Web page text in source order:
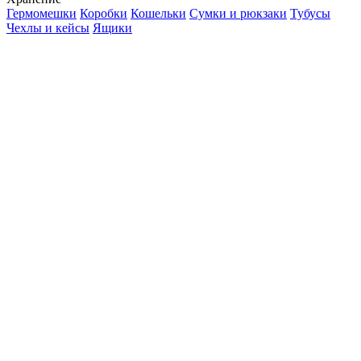
Гермомешки Коробки Кошельки Сумки и рюкзаки Тубусы
Чехлы и кейсы Ящики